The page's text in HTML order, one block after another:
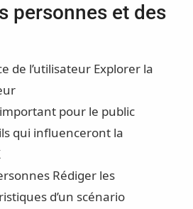
personnes et des
de l’utilisateur Explorer la
pour le public
qui influenceront la
Rédiger les
d’un scénario